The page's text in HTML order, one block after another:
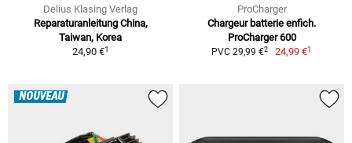
Delius Klasing Verlag
Reparaturanleitung China,
Taiwan, Korea
24,90 €1
ProCharger
Chargeur batterie enfich.
ProCharger 600
PVC 29,99 €2 24,99 €1
NOUVEAU